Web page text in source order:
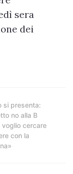
sera
dei
si presenta:
no alla B
voglio cercare
con la